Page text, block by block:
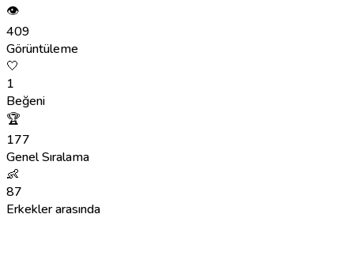
👁
409
Görüntüleme
🤍
1
Beğeni
🏆
177
Genel Sıralama
👶
87
Erkekler arasında